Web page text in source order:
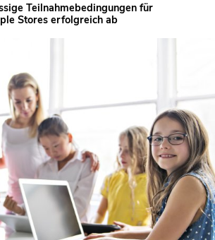
Teilnahmebedingungen für
Stores erfolgreich ab